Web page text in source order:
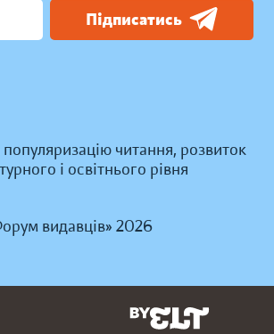
Підписатись
читання, розвиток
і освітнього рівня
видавців» 2026